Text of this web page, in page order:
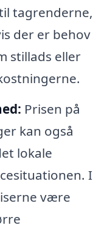
tagrenderne,
der er behov
stillads eller
Prisen på
kan også
lokale
I
være